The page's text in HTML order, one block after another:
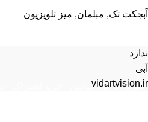
آبجکت تک, مبلمان, میز تلویزیون
ندارد
آبی
vidartvision.ir
تماس با ما
قوانین